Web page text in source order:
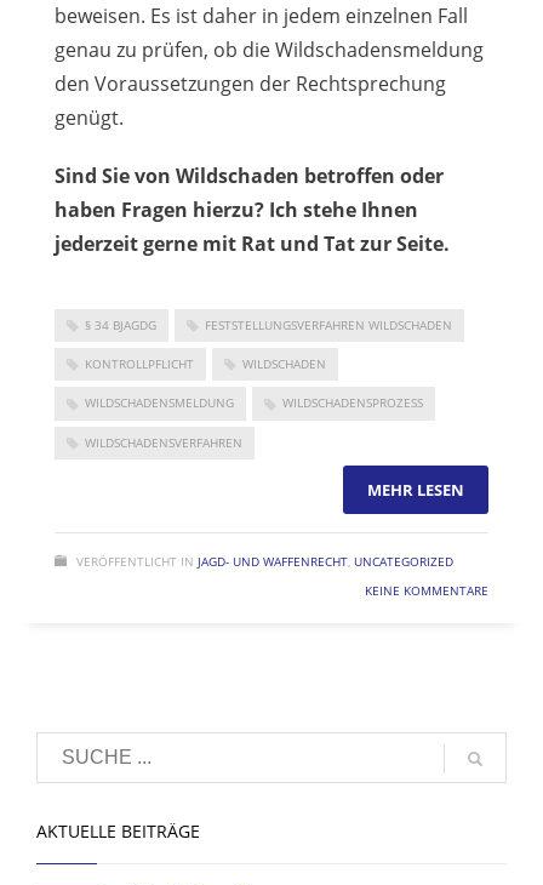
beweisen. Es ist daher in jedem einzelnen Fall
genau zu prüfen, ob die Wildschadensmeldung
den Voraussetzungen der Rechtsprechung
genügt.
Sind Sie von Wildschaden betroffen oder
haben Fragen hierzu? Ich stehe Ihnen
jederzeit gerne mit Rat und Tat zur Seite.
§ 34 BJAGDG FESTSTELLUNGSVERFAHREN WILDSCHADEN
KONTROLLPFLICHT WILDSCHADEN
WILDSCHADENSMELDUNG WILDSCHADENSPROZESS
WILDSCHADENSVERFAHREN
MEHR LESEN
VERÖFFENTLICHT IN JAGD- UND WAFFENRECHT, UNCATEGORIZED
KEINE KOMMENTARE
AKTUELLE BEITRÄGE